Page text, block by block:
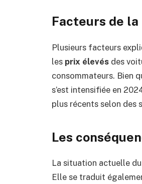
Facteurs de
Plusieurs facteurs
les prix élevés des
consommateurs. Bien
s’est intensifiée en
plus récents selon des
Les
La situation actuelle
Elle se traduit